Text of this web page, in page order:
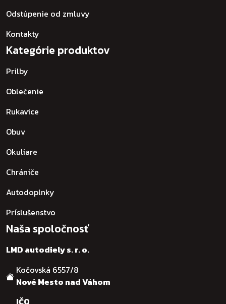
Odstúpenie od zmluvy
Kontakty
Kategórie produktov
Prilby
Oblečenie
Rukavice
Obuv
Okuliare
Chrániče
Autodoplnky
Príslušenstvo
Naša spoločnosť
LMD autodiely s. r. o.
Kočovská 6557/8
Nové Mesto nad Váhom
IČO